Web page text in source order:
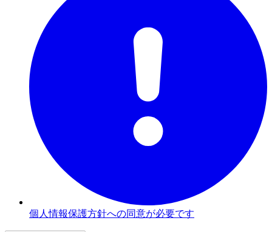
個人情報保護方針への同意が必要です